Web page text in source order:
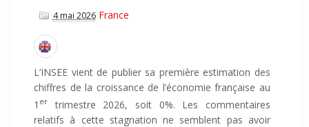
4 mai 2026 France
L’INSEE vient de publier sa première estimation des
chiffres de la croissance de l’économie française au
1 ertrimestre 2026, soit 0%. Les commentaires
relatifs à cette stagnation ne semblent pas avoir